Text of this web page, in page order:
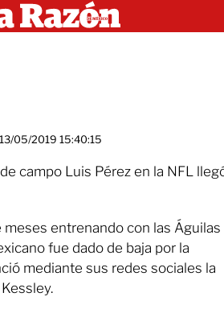
13/05/2019 15:40:15
campo Luis Pérez en la NFL
meses entrenando con las Águilas
fue dado de baja por la
mediante sus redes sociales la